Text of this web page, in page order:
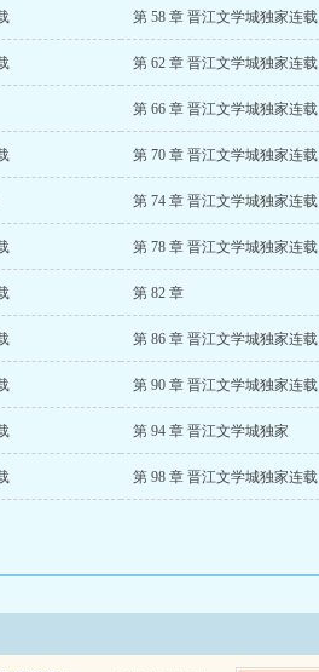
第 58 章 晋江文学城独家连载
第 62 章 晋江文学城独家连载
第 66 章 晋江文学城独家连载
第 70 章 晋江文学城独家连载
第 74 章 晋江文学城独家连载
第 78 章 晋江文学城独家连载
第 82 章
第 86 章 晋江文学城独家连载
第 90 章 晋江文学城独家连载
第 94 章 晋江文学城独家
第 98 章 晋江文学城独家连载